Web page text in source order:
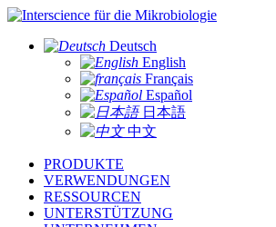
für die Mikrobiologie
Deutsch
English
Français
Español
日本語
中文
PRODUKTE
VERWENDUNGEN
RESSOURCEN
UNTERSTÜTZUNG